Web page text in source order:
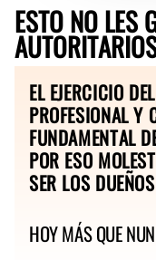
ESTO NO LES
EL EJERCICIO
PROFESIONAL Y
FUNDAMENTAL
POR ESO
SER LOS
HOY MÁS QUE